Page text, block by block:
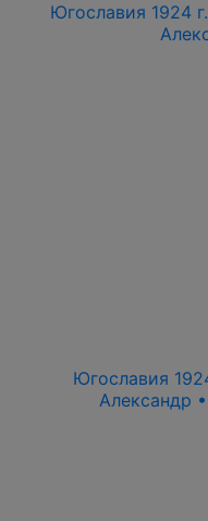
Югославия 1924
Югославия
Александр